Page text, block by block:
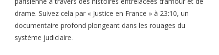
drame. Suivez cela par « Justice en France » à 23:10, un
documentaire profond plongeant dans les rouages du
système judiciaire.